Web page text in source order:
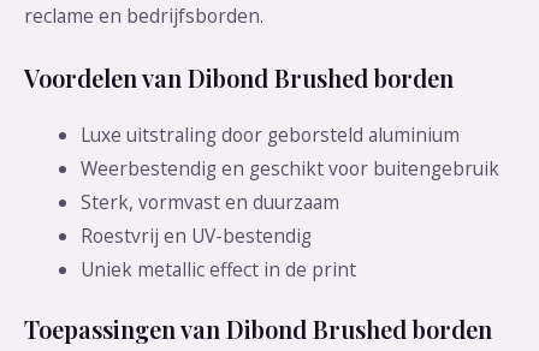
reclame en bedrijfsborden.
Voordelen van Dibond Brushed borden
Luxe uitstraling door geborsteld aluminium
Weerbestendig en geschikt voor buitengebruik
Sterk, vormvast en duurzaam
Roestvrij en UV-bestendig
Uniek metallic effect in de print
Toepassingen van Dibond Brushed borden